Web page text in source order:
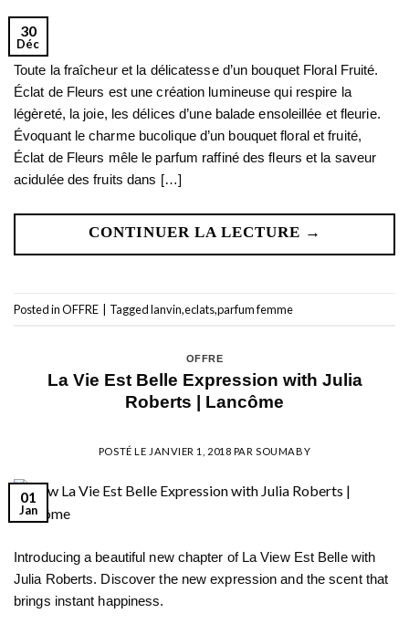
30
Déc
Toute la fraîcheur et la délicatesse d’un bouquet Floral Fruité.
Éclat de Fleurs est une création lumineuse qui respire la
légèreté, la joie, les délices d’une balade ensoleillée et fleurie.
Évoquant le charme bucolique d’un bouquet floral et fruité,
Éclat de Fleurs mêle le parfum raffiné des fleurs et la saveur
acidulée des fruits dans […]
CONTINUER LA LECTURE →
Posted inOFFRE Taggedlanvin,eclats,parfum femme
OFFRE
La Vie Est Belle Expression with Julia
Roberts | Lancôme
POSTÉ LE JANVIER 1, 2018 PARSOUMABY
01
Jan
Introducing a beautiful new chapter of La View Est Belle with
Julia Roberts. Discover the new expression and the scent that
brings instant happiness.